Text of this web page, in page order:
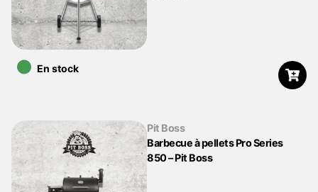
•En stock
Pit Boss
Barbecue à pellets Pro Series
850 – Pit Boss